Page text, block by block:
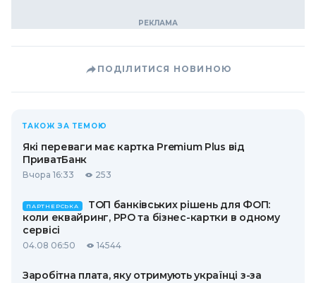
ПОДІЛИТИСЯ НОВИНОЮ
ТАКОЖ ЗА ТЕМОЮ
Які переваги має картка Premium Plus від
ПриватБанк
Вчора 16:33 253
ПАРТНЕРСЬКА
ТОП банківських рішень для ФОП:
коли еквайринг, РРО та бізнес-картки в одному
сервісі
04.08 06:50 14544
Заробітна плата, яку отримують українці з-за